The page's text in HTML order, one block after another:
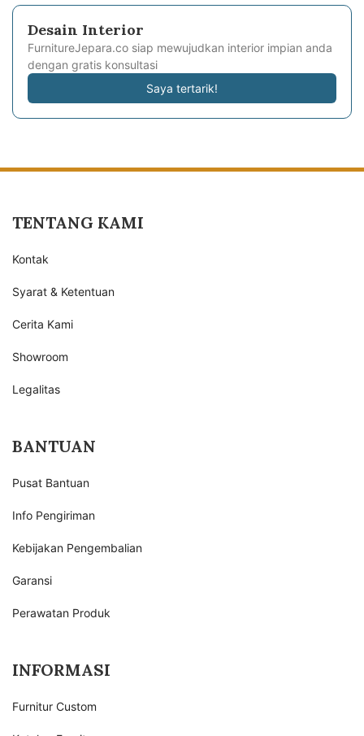
Desain Interior
FurnitureJepara.co siap mewujudkan interior impian anda
dengan gratis konsultasi
Saya tertarik!
TENTANG KAMI
Kontak
Syarat & Ketentuan
Cerita Kami
Showroom
Legalitas
BANTUAN
Pusat Bantuan
Info Pengiriman
Kebijakan Pengembalian
Garansi
Perawatan Produk
INFORMASI
Furnitur Custom